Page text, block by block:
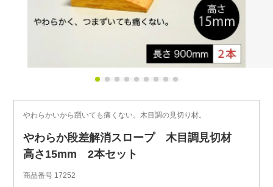
やわらかいから躓いても痛くない。木目調の見切り材。
やわらか段差解消スロープ 木目調見切材
高さ15mm 2本セット
商品番号 17252